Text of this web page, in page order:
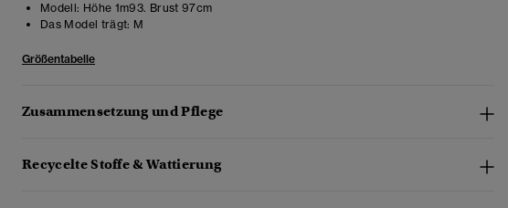
Modell: Höhe 1m93. Brust 97cm
Das Model trägt: M
Größentabelle
Zusammensetzung und Pflege
Recycelte Stoffe & Wattierung